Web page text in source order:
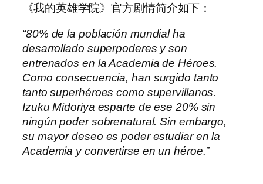
《我的英雄学院》官方剧情简介如下：
“80% de la población mundial ha
desarrollado superpoderes y son
entrenados en la Academia de Héroes.
Como consecuencia, han surgido tanto
tanto superhéroes como supervillanos.
Izuku Midoriya esparte de ese 20% sin
ningún poder sobrenatural. Sin embargo,
su mayor deseo es poder estudiar en la
Academia y convertirse en un héroe.”